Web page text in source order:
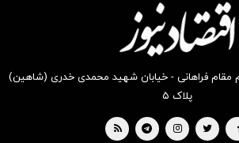
بخر !
بخر !
مقام فراهانی - خیابان شهید محمدی خدری (شاهین)
پلاک ۵